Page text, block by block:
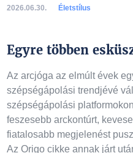
2026.06.30. Életstílus
Egyre többen
Az arcjóga az elmúlt évek
szépségápolási trendjévé
szépségápolási
feszesebb arckontúrt,
fiatalosabb megjelenést
Az Origo cikke annak járt